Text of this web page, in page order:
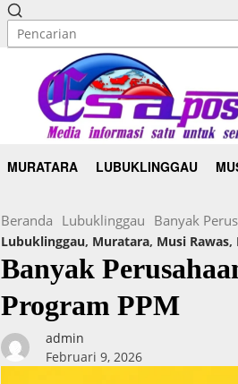
MURATARA LUBUKLINGGAU
Beranda Lubuklinggau Banyak
Lubuklinggau, Muratara, Musi Rawas,
Banyak
Program PPM
admin
Februari 9, 2026